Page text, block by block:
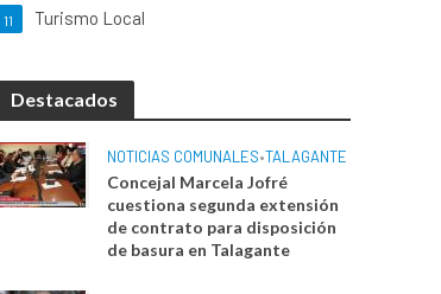
Turismo Local
11
Destacados
NOTICIAS COMUNALES•TALAGANTE
Concejal Marcela Jofré
cuestiona segunda extensión
de contrato para disposición
de basura en Talagante